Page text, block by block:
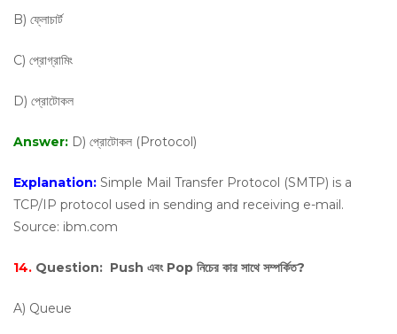
B) ফ্লোচার্ট
C) প্রোগ্রামিং
D) প্রোটোকল
Answer: D) প্রোটোকল (Protocol)
Explanation: Simple Mail Transfer Protocol (SMTP) is a
TCP/IP protocol used in sending and receiving e-mail.
Source: ibm.com
14. Question: Push এবং Pop নিচের কার সাথে সম্পর্কিত?
A) Queue